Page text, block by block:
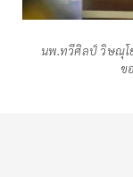
นพ.ทวีศิลป์ วิษณุโ
ข